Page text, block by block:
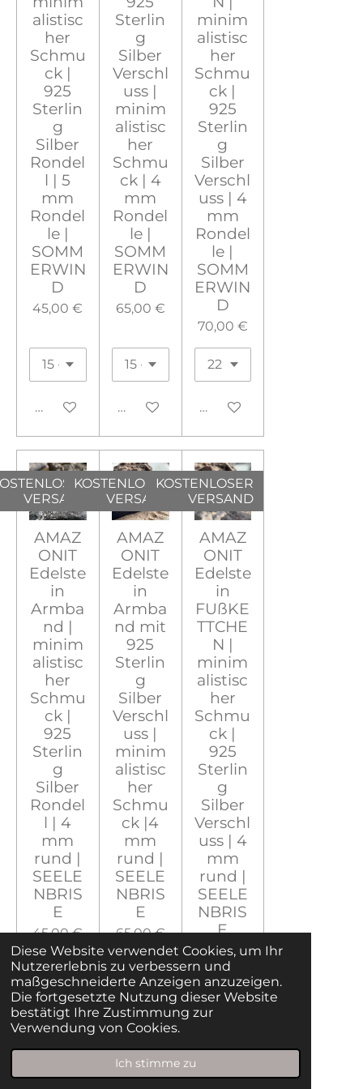
Diese Website verwendet Cookies, um Ihr
Nutzererlebnis zu verbessern und
maßgeschneiderte Anzeigen anzuzeigen.
Die fortgesetzte Nutzung dieser Website
bestätigt Ihre Zustimmung zur
Verwendung von Cookies.
Ich stimme zu
alistisc
her
Schmu
ck |
925
Sterlin
g
Silber
Rondel
l | 5
mm
Rondel
le |
SOMM
ERWIN
D
45,00 €
In den Warenkorb
Sterlin
g
Silber
Verschl
uss |
minim
alistisc
her
Schmu
ck | 4
mm
Rondel
le |
SOMM
ERWIN
D
65,00 €
In den Warenkorb
minim
alistisc
her
Schmu
ck |
925
Sterlin
g
Silber
Verschl
uss | 4
mm
Rondel
le |
SOMM
ERWIN
D
70,00 €
In den Warenkorb
VERSAND
AMAZ
ONIT
Edelste
in
Armba
nd |
minim
alistisc
her
Schmu
ck |
925
Sterlin
g
Silber
Rondel
l | 4
mm
rund |
SEELE
NBRIS
E
45,00 €
In den Warenkorb
KOSTENLOSER
VERSAND
AMAZ
ONIT
Edelste
in
Armba
nd mit
925
Sterlin
g
Silber
Verschl
uss |
minim
alistisc
her
Schmu
ck |4
mm
rund |
SEELE
NBRIS
E
65,00 €
In den Warenkorb
KOSTENLOSER
VERSAND
AMAZ
ONIT
Edelste
in
FUßKE
TTCHE
N |
minim
alistisc
her
Schmu
ck |
925
Sterlin
g
Silber
Verschl
uss | 4
mm
rund |
SEELE
NBRIS
E
70,00 €